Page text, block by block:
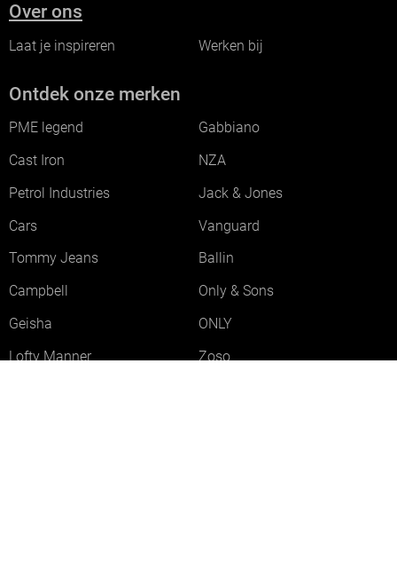
Over ons
Laat je inspireren Werken bij
Ontdek onze merken
PME legend
Gabbiano
Cast Iron
NZA
Petrol Industries
Jack & Jones
Cars
Vanguard
Tommy Jeans
Ballin
Campbell
Only & Sons
Geisha
ONLY
Lofty Manner
Zoso